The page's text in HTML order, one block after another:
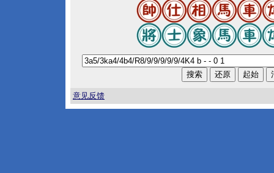
意见反馈